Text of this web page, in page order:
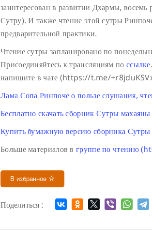
заинтересован в развитии Дхармы,
Сутру). И также чтение этой сутры
предварительной практики.
Чтение сутры запланировано по
Присоединяйтесь к трансляциям по ссылке
напишите в чате (https://t.me/
Лама Сопа Ринпоче о пользе слушания,
Бесплатно скачать сборник Сутры
Купить бумажную версию сборника
Больше материалов вгруппе по чтению
В избранное
Поделиться :